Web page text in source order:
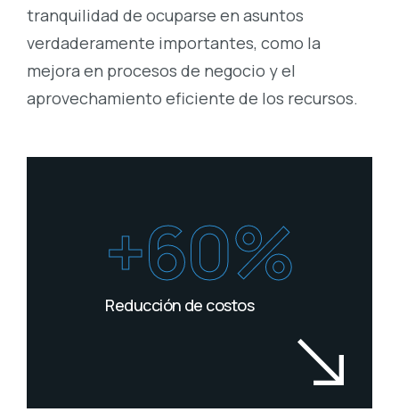
tranquilidad de ocuparse en asuntos
verdaderamente importantes, como la
mejora en procesos de negocio y el
aprovechamiento eficiente de los recursos.
+60%
Reducción de costos